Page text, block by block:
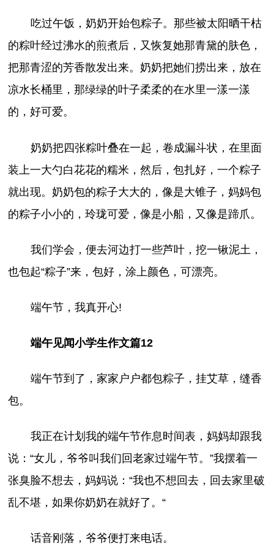
吃过午饭，奶奶开始包粽子。那些被太阳晒干枯
的粽叶经过沸水的煎煮后，又恢复她那青黛的肤色，
把那青涩的芳香散发出来。奶奶把她们捞出来，放在
凉水长桶里，那绿绿的叶子柔柔的在水里一漾一漾
的，好可爱。
奶奶把四张粽叶叠在一起，卷成漏斗状，在里面
装上一大勺白花花的糯米，然后，包扎好，一个粽子
就出现。奶奶包的粽子大大的，像是大锥子，妈妈包
的粽子小小的，玲珑可爱，像是小船，又像是蹄爪。
我们学会，便去河边打一些芦叶，挖一锹泥土，
也包起“粽子”来，包好，涂上颜色，可漂亮。
端午节，我真开心!
端午见闻小学生作文篇12
端午节到了，家家户户都包粽子，挂艾草，缝香
包。
我正在计划我的端午节作息时间表，妈妈却跟我
说：“女儿，爷爷叫我们回老家过端午节。”我摆着一
张臭脸不想去，妈妈说：“我也不想回去，回去家里破
乱不堪，如果你奶奶在就好了。“
话音刚落，爷爷便打来电话。